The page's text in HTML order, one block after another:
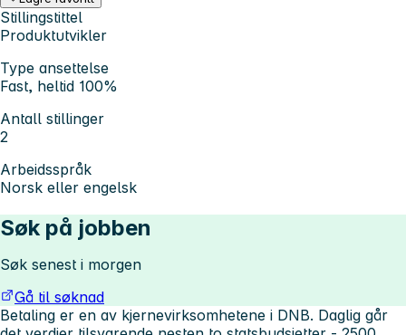
Stillingstittel
Produktutvikler
Type ansettelse
Fast, heltid 100%
Antall stillinger
2
Arbeidsspråk
Norsk eller engelsk
Søk på jobben
Søk senest i morgen
Gå til søknad
Betaling er en av kjernevirksomhetene i DNB. Daglig går